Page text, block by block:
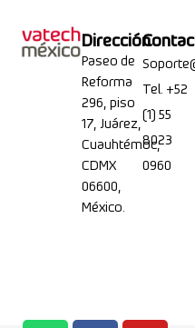
Dirección
Paseo de
Reforma
296, piso
17, Juárez,
Cuauhtémoc,
CDMX
06600,
México.
Tel. +52
(1) 55
8023
0960